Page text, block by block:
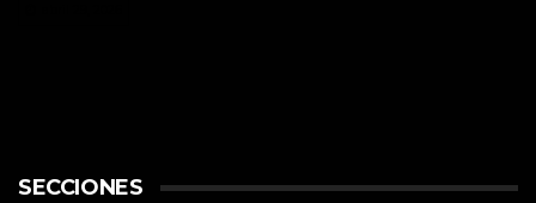
SECCIONES